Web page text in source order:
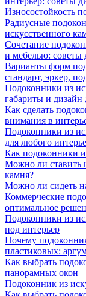
Износостойкость
Радиусные
искусственного
Сочетание
и мебелью: советы
Варианты форм
стандарт, эркер,
Подоконники из
габариты и дизайн
Как сделать
внимания в
Подоконники из
для любого
Как подоконники
Можно ли ставить
камня?
Можно ли сидеть
Коммерческие
оптимальное
Подоконники из
под интерьер
Почему
пластиковых:
Как выбрать
панорамных окон
Подоконник из